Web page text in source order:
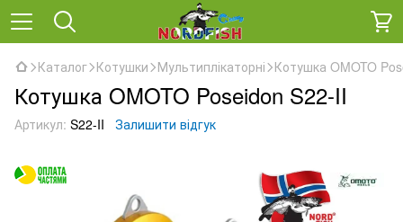
Каталог Котушки Мультиплікаторні Котушка OMOTO
Котушка OMOTO Poseidon S22-II
Артикул: S22-II Залишити відгук